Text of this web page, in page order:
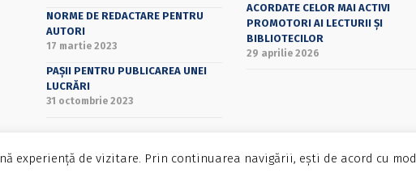
NORME DE REDACTARE PENTRU
AUTORI
17 martie 2023
PAȘII PENTRU PUBLICAREA UNEI
LUCRĂRI
31 octombrie 2023
ACORDATE CELOR MAI ACTIVI
PROMOTORI AI LECTURII ȘI
BIBLIOTECILOR
29 aprilie 2026
- Bucharest University Press
experiență de vizitare. Prin continuarea navigării, ești de acord cu